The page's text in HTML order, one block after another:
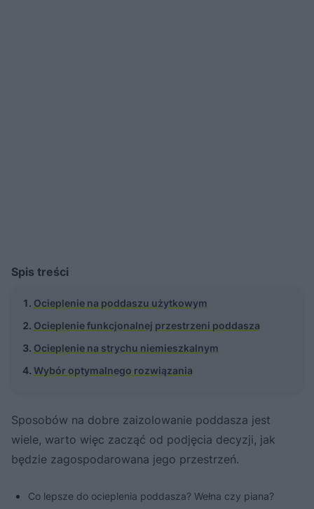
Spis treści
Ocieplenie na poddaszu użytkowym
Ocieplenie funkcjonalnej przestrzeni poddasza
Ocieplenie na strychu niemieszkalnym
Wybór optymalnego rozwiązania
Sposobów na dobre zaizolowanie poddasza jest
wiele, warto więc zacząć od podjęcia decyzji, jak
będzie zagospodarowana jego przestrzeń.
Co lepsze do ocieplenia poddasza? Wełna czy piana?